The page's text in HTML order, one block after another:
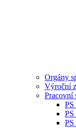
Orgány
Výroční
Pracovní
PS
PS